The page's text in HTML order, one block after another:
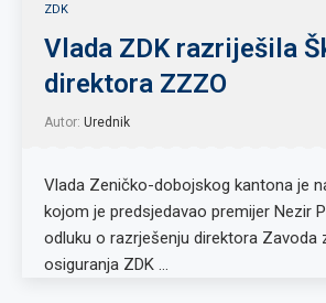
ZDK
Vlada ZDK razriješila
direktora ZZZO
Autor: Urednik
Vlada Zeničko-dobojskog kantona je
kojom je predsjedavao premijer Nezir
odluku o razrješenju direktora Zavoda
osiguranja ZDK …